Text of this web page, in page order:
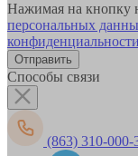
Нажимая на кнопку
персональных
конфиденциальности
Способы связи
(863) 310-000-